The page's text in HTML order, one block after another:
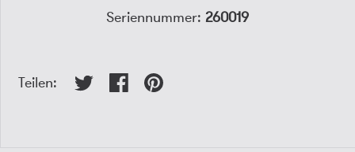
Seriennummer:260019
Teilen: